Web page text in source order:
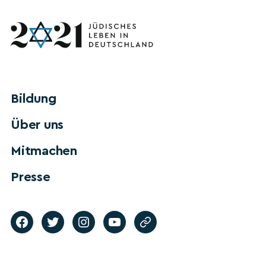
Bildung
Über uns
Mitmachen
Presse